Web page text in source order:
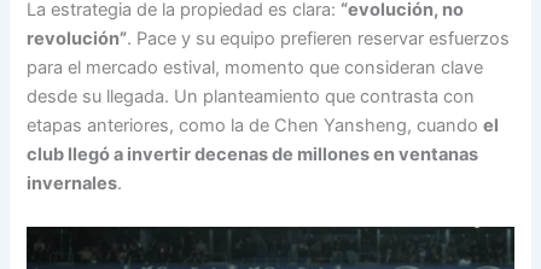
La estrategia de la propiedad es clara: “evolución, no
revolución”. Pace y su equipo prefieren reservar esfuerzos
para el mercado estival, momento que consideran clave
desde su llegada. Un planteamiento que contrasta con
etapas anteriores, como la de Chen Yansheng, cuandoel
club llegó a invertir decenas de millones en ventanas
invernales.